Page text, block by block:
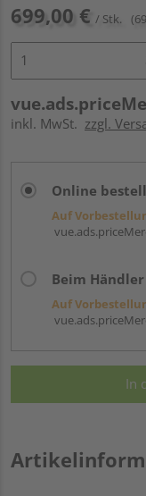
699,00 € / Stk.
inkl. MwSt. zzgl.
Online
Auf
Beim
Auf
In